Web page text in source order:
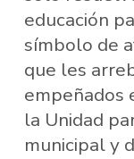
educación
símbolo de
que les
empeñados
la Unidad
municipal y